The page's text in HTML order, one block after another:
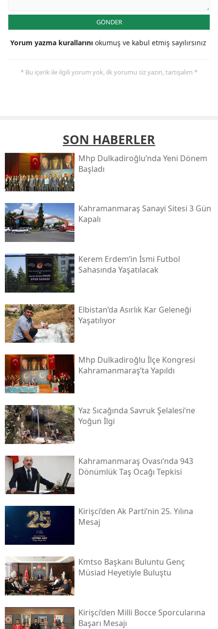
GÖNDER
Yorum yazma kurallarını okumuş ve kabul etmiş sayılırsınız
* Bu içerik ile ilgili yorum yok, ilk yorumu siz yazın, tartışalım *
SON HABERLER
Mhp Dulkadiroğlu’nda Yeni Dönem
Başladı
Kahramanmaraş Sanayi Sitesi 3 Gün
Kapalı
Kerem Erdem’in İsmi Futbol
Sahasında Yaşatılacak
Elbistan’da Asırlık Kar Geleneği
Yaşatılıyor
Mhp Dulkadiroğlu İlçe Kongresi
Kahramanmaraş’ta Yapıldı
Yaz Sıcağında Savruk Şelalesi’ne
Yoğun İlgi
Kahramanmaraş Ovası’nda 943
Dönümlük Taş Ocağı Tepkisi
Kirişci’den Ak Parti’nin 25. Yılına
Mesaj
Kmtso Başkanı Buluntu Genç
Müsi̇ad Heyetiyle Buluştu
Kirişci’den Milli Bocce Sporcularına
Başarı Mesajı